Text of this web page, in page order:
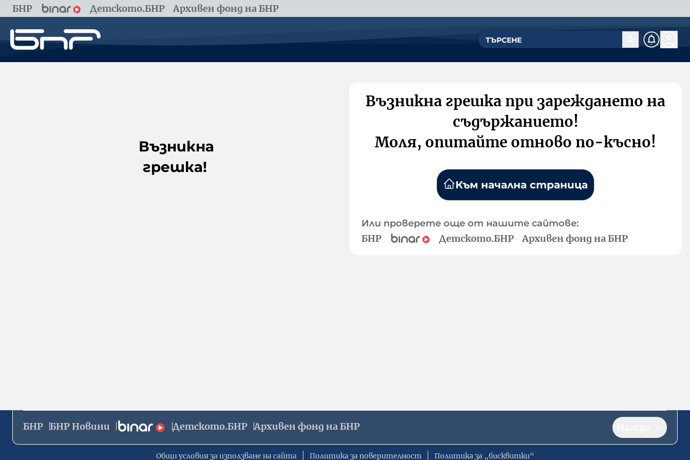
БНР Детското.БНР Архивен фонд на БНР
Възникна
грешка!
Възникна грешка при зареждането на
съдържанието!
Моля, опитайте отново по-късно!
Към начална страница
Или проверете още от нашите сайтове:
БНР Детското.БНР Архивен фонд на БНР
БНР БНР Новини Детското.БНР Архивен фонд на БНР
Общи условия за използване на сайта Политика за поверителност Политика за „бисквитки“